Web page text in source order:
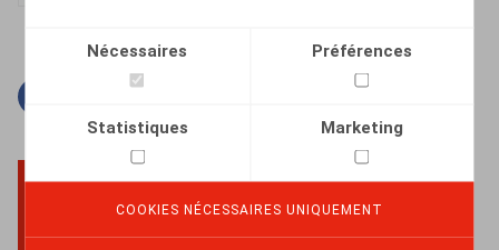
Nécessaires Préférences
Statistiques Marketing
COOKIES NÉCESSAIRES UNIQUEMENT